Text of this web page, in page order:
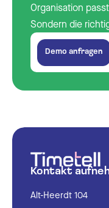
Organisation
Sondern die
Demo anfragen
Kontakt
Alt-Heerdt 104